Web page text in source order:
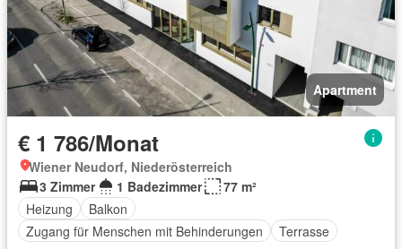
Apartment
€ 1 786/Monat
Wiener Neudorf, Niederösterreich
3 Zimmer
1 Badezimmer
77 m²
Heizung
Balkon
Zugang für Menschen mit Behinderungen
Terrasse